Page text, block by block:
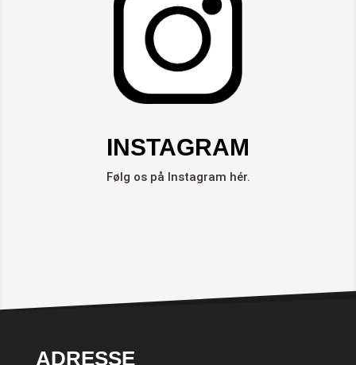
INSTAGRAM
Følg os på Instagram hér.
ADRESSE